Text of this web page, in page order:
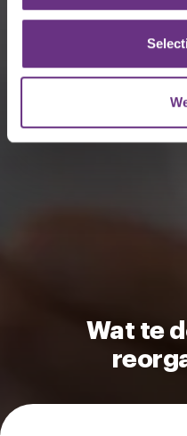
partners voor social
partners kunnen deze
informatie die u aan ze
verzameld op basis van
U kunt uw toestemming
Wat te